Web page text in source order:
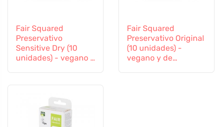
Fair Squared
Preservativo
Sensitive Dry (10
unidades) - vegano y
Fair Squared
Preservativo Original
(10 unidades) -
vegano y de